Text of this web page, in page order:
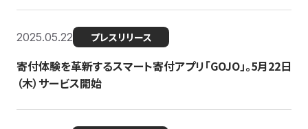
2025.05.22 プレスリリース
寄付体験を革新するスマート寄付アプリ「GOJO」。5月22日
（木）サービス開始